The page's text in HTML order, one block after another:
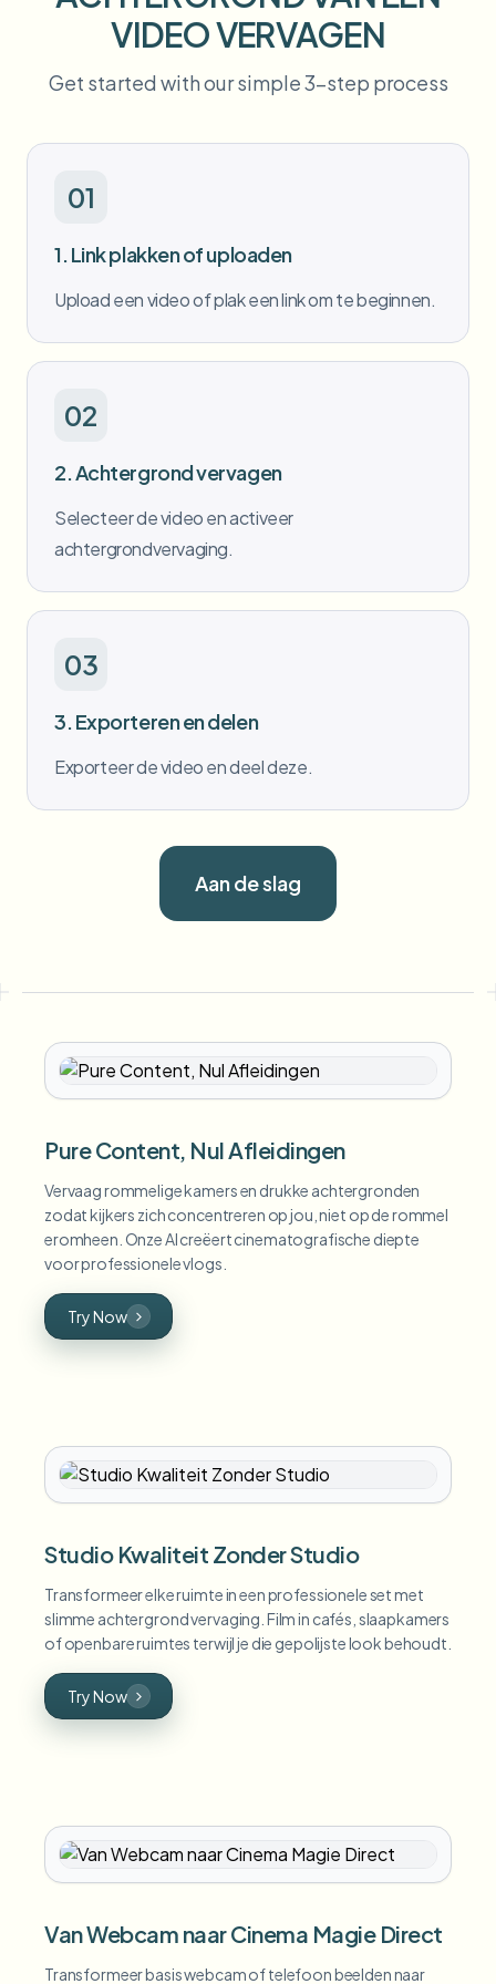
Gezicht wisselen - Video
Verwerk veel video’s in één keer
Bulk gezichtsvervaging
Hoge doorvoer pipelines
Alles vervagen
Uploads, taken en webhooks automatiseren
Contactformulier
VIDEO VERVAGEN
Get started with our simple 3-step process
01
1. Link plakken of uploaden
Upload een video of plak een link om te beginnen.
02
2. Achtergrond vervagen
Selecteer de video en activeer
achtergrondvervaging.
03
3. Exporteren en delen
Exporteer de video en deel deze.
Aan de slag
Pure Content, Nul Afleidingen
Vervaag rommelige kamers en drukke achtergronden
zodat kijkers zich concentreren op jou, niet op de rommel
eromheen. Onze AI creëert cinematografische diepte
voor professionele vlogs.
Try Now
Studio Kwaliteit Zonder Studio
Transformeer elke ruimte in een professionele set met
slimme achtergrond vervaging. Film in cafés, slaapkamers
of openbare ruimtes terwijl je die gepolijste look behoudt.
Try Now
Van Webcam naar Cinema Magie Direct
Transformeer basis webcam of telefoon beelden naar